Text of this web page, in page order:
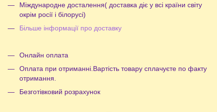
Міждународне досталення( доставка діє у всі країни світу
окрім росії і білорусі)
Більше інформації про доставку
Онлайн оплата
Оплата при отриманні.Вартість товару сплачуєте по факту
отримання.
Безготівковий розрахунок